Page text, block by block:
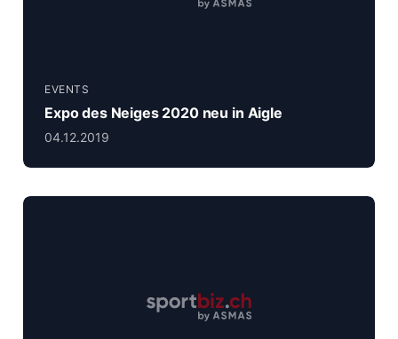
EVENTS
Expo des Neiges 2020 neu in Aigle
04.12.2019